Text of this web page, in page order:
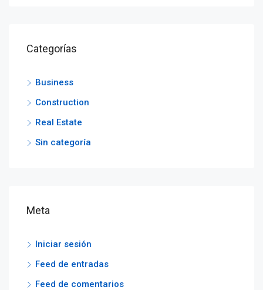
Categorías
Business
Construction
Real Estate
Sin categoría
Meta
Iniciar sesión
Feed de entradas
Feed de comentarios